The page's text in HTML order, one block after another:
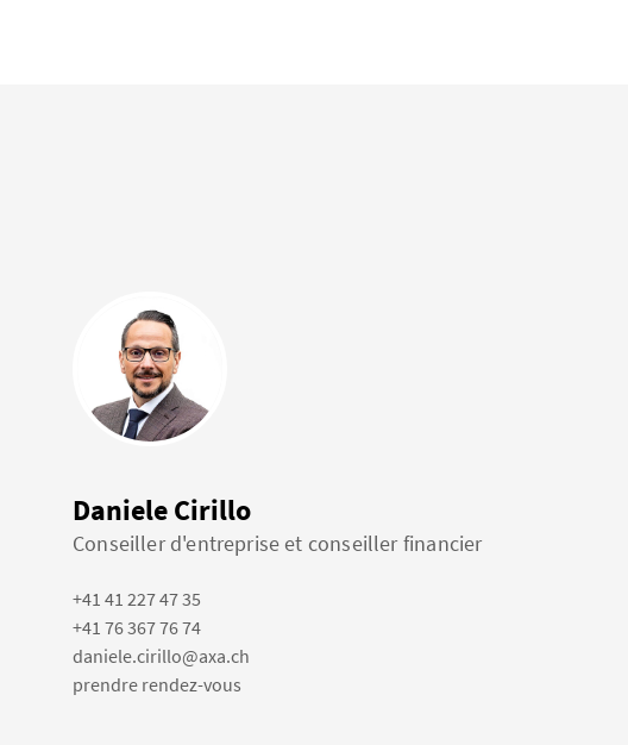
Daniele Cirillo
Conseiller d'entreprise et conseiller financier
+41 41 227 47 35
+41 76 367 76 74
daniele.cirillo@axa.ch
prendre rendez-vous